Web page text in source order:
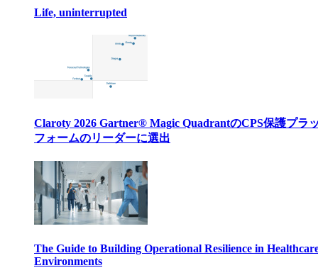
Life, uninterrupted
Claroty 2026 Gartner® Magic QuadrantのCPS保護プラ
フォームのリーダーに選出
The Guide to Building Operational Resilience in
Environments